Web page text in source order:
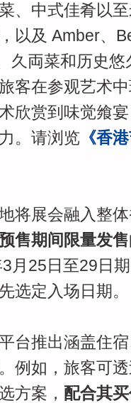
、中式佳肴以
以及 Amber、
久両菜和历史
客在参观艺术
欣赏到味觉飨
。请浏览 《香
将展会融入整
售期间限量发
月25日至29日
选定入场日期。
台推出涵盖住
例如，旅客可
方案， 配合其